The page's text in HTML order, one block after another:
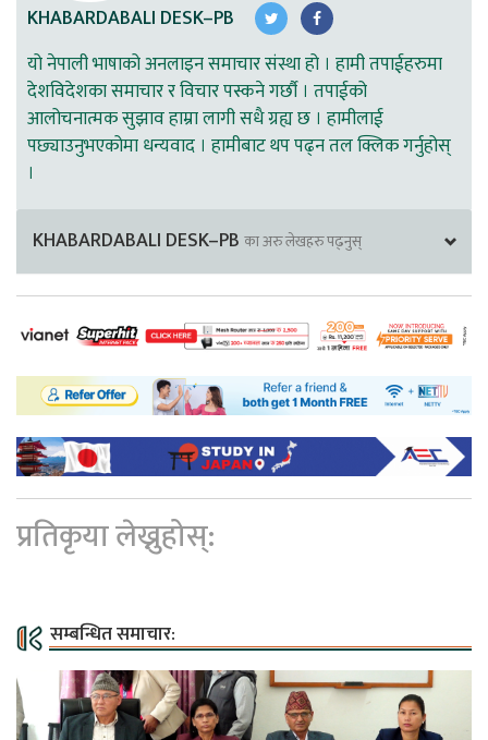
KHABARDABALI DESK–PB
यो नेपाली भाषाको अनलाइन समाचार संस्था हो । हामी तपाईहरुमा
देशविदेशका समाचार र विचार पस्कने गर्छौ । तपाईको
आलोचनात्मक सुझाव हाम्रा लागी सधै ग्रह्य छ । हामीलाई
पछ्याउनुभएकोमा धन्यवाद । हामीबाट थप पढ्न तल क्लिक गर्नुहोस्
।
KHABARDABALI DESK–PB का अरु लेखहरु पढ्नुस्
प्रतिकृया लेख्नुहोस्:
सम्बन्धित समाचार: